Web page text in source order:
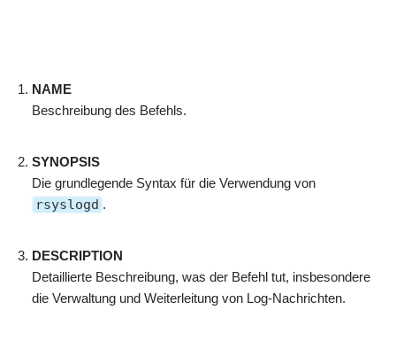
NAME
Beschreibung des Befehls.
SYNOPSIS
Die grundlegende Syntax für die Verwendung von
rsyslogd .
DESCRIPTION
Detaillierte Beschreibung, was der Befehl tut, insbesondere
die Verwaltung und Weiterleitung von Log-Nachrichten.